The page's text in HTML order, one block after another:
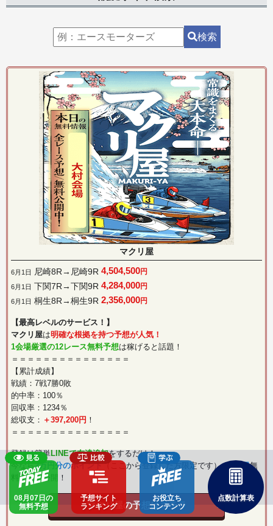
検索
マクリ屋
6月1日 尼崎8R→尼崎9R 4,504,500円
6月1日 下関7R→下関9R 4,284,000円
6月1日 桐生8R→桐生9R 2,356,000円
【最高レベルのサービス！】
マクリ屋は明確な根拠を持つ予想が人気！
1会場厳選の12レース無料予想は稼げると話題！
＝＝＝＝＝＝＝＝＝＝＝＝＝＝＝
【累計成績】
戦績：7戦7勝0敗
的中率：100％
回収率：1234％
総収支： ＋397,200円 ！
＝＝＝＝＝＝＝＝＝＝＝＝＝＝＝
登録は簡単 LINEで友達追加をするだけ！
今なら2万円分のポイント（ここから登録した方限定です）・ 365日無
料予想を公開！
マクリ屋の予想はコチラ
08月07日の
無料予想
予想サイト
ランキング
お役立ち
コンテンツ
点数計算表